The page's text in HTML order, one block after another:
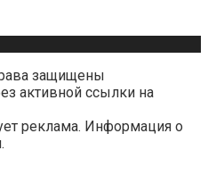
защищены
активной ссылки на
реклама. Информация о